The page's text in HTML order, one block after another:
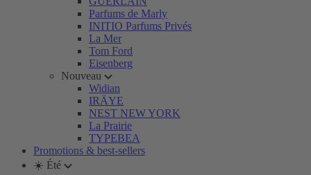
Parfums de Marly
INITIO Parfums Privés
La Mer
Tom Ford
Eisenberg
Nouveau
Widian
IRÄYE
NEST NEW YORK
La Prairie
TYPEBEA
Promotions & best-sellers
☀️ Été